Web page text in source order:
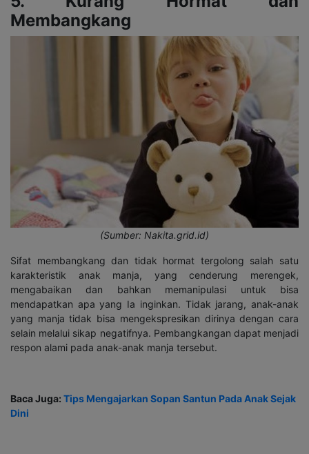
Membangkang
(Sumber: Nakita.grid.id)
Sifat membangkang dan tidak hormat tergolong salah satu
karakteristik anak manja, yang cenderung merengek,
mengabaikan dan bahkan memanipulasi untuk bisa
mendapatkan apa yang Ia inginkan. Tidak jarang, anak-anak
yang manja tidak bisa mengekspresikan dirinya dengan cara
selain melalui sikap negatifnya. Pembangkangan dapat menjadi
respon alami pada anak-anak manja tersebut.
Baca Juga: Tips Mengajarkan Sopan Santun Pada Anak Sejak
Dini